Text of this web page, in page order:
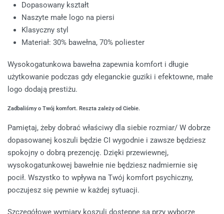
Dopasowany kształt
Naszyte małe logo na piersi
Klasyczny styl
Materiał: 30% bawełna, 70% poliester
Wysokogatunkowa bawełna zapewnia komfort i długie
użytkowanie podczas gdy eleganckie guziki i efektowne, małe
logo dodają prestiżu.
Zadbaliśmy o Twój komfort. Reszta zależy od Ciebie.
Pamiętaj, żeby dobrać właściwy dla siebie rozmiar/ W dobrze
dopasowanej koszuli będzie CI wygodnie i zawsze będziesz
spokojny o dobrą prezencję. Dzięki przewiewnej,
wysokogatunkowej bawełnie nie będziesz nadmiernie się
pocił. Wszystko to wpływa na Twój komfort psychiczny,
poczujesz się pewnie w każdej sytuacji.
Szczegółowe wymiary koszuli dostępne są przy wyborze